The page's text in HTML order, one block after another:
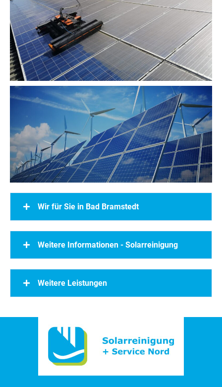
Wir für Sie in Bad Bramstedt
Weitere Informationen - Solarreinigung
Weitere Leistungen